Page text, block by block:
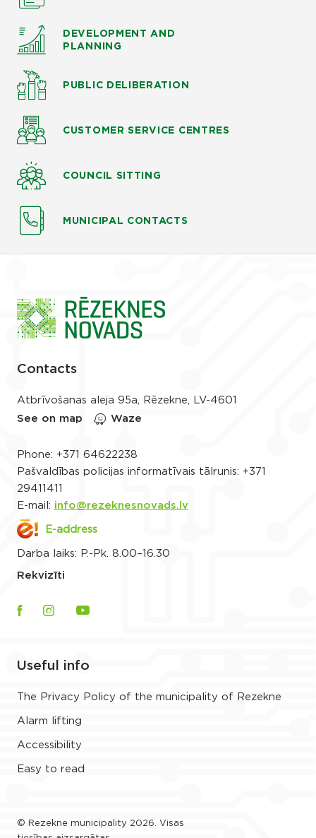
DEVELOPMENT AND
PLANNING
PUBLIC DELIBERATION
CUSTOMER SERVICE CENTRES
COUNCIL SITTING
MUNICIPAL CONTACTS
Contacts
Atbrīvošanas aleja 95a, Rēzekne, LV-4601
See on map
Waze
Phone: +371 64622238
Pašvaldības policijas informatīvais tālrunis: +371
29411411
E-mail: info@rezeknesnovads.lv
E-address
Darba laiks: P.-Pk. 8.00–16.30
Rekvizīti
Useful info
The Privacy Policy of the municipality of Rezekne
Alarm lifting
Accessibility
Easy to read
© Rezekne municipality 2026. Visas